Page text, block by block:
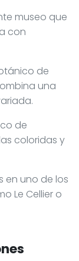
museo que
con
de
una
de
coloridas y
en uno de los
Le Cellier o